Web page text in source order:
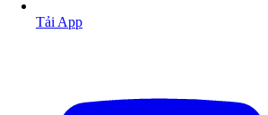
Tải App